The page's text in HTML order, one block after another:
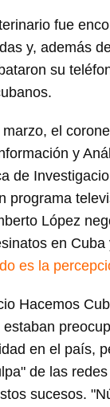
fue
y, además
su
el
y
de
programa
López
en Cuba
es la
Hacemos
en el país,
de las
sucesos.